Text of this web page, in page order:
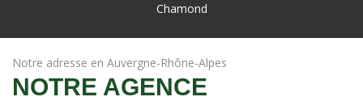
Chamond
Notre adresse en Auvergne-Rhône-Alpes
NOTRE AGENCE